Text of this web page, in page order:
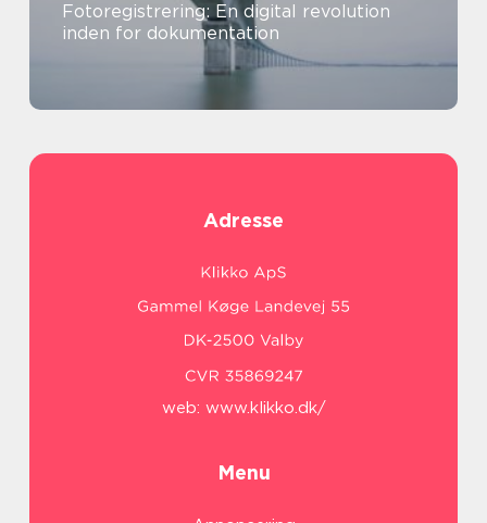
Fotoregistrering: En digital revolution
inden for dokumentation
Adresse
web: www.klikko.dk/
Menu